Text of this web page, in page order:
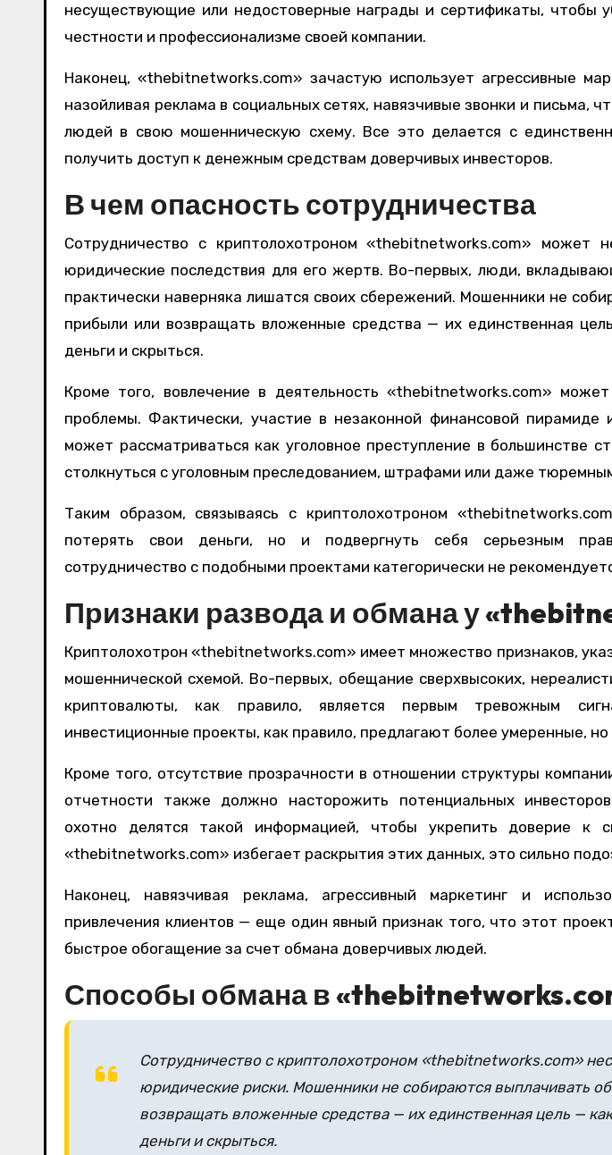
несуществующие или недостоверные награды и сертификаты, чтобы
честности и профессионализме своей компании.
Наконец, «thebitnetworks.com» зачастую использует агрессивные
назойливая реклама в социальных сетях, навязчивые звонки и письма,
людей в свою мошенническую схему. Все это делается с
получить доступ к денежным средствам доверчивых инвесторов.
В чем опасность сотрудничества
Сотрудничество с криптолохотроном «thebitnetworks.com» может
юридические последствия для его жертв. Во-первых, люди,
практически наверняка лишатся своих сбережений. Мошенники не
прибыли или возвращать вложенные средства — их единственная
деньги и скрыться.
Кроме того, вовлечение в деятельность «thebitnetworks.com»
проблемы. Фактически, участие в незаконной финансовой
может рассматриваться как уголовное преступление в большинстве
столкнуться с уголовным преследованием, штрафами или даже
Таким образом, связываясь с криптолохотроном
потерять свои деньги, но и подвергнуть себя серьезным
сотрудничество с подобными проектами категорически не
Признаки развода и обмана у
Криптолохотрон «thebitnetworks.com» имеет множество признаков,
мошеннической схемой. Во-первых, обещание сверхвысоких,
криптовалюты, как правило, является первым тревожным
инвестиционные проекты, как правило, предлагают более умеренные,
Кроме того, отсутствие прозрачности в отношении структуры
отчетности также должно насторожить потенциальных
охотно делятся такой информацией, чтобы укрепить доверие к
«thebitnetworks.com» избегает раскрытия этих данных, это сильно
Наконец, навязчивая реклама, агрессивный маркетинг и
привлечения клиентов — еще один явный признак того, что этот
быстрое обогащение за счет обмана доверчивых людей.
Способы обмана в
Сотрудничество с криптолохотроном «thebitnetworks.com»
юридические риски. Мошенники не собираются выплачивать
возвращать вложенные средства — их единственная цель —
деньги и скрыться.